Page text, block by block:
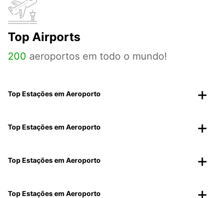
Top Airports
200 aeroportos em todo o mundo!
Top Estações em Aeroporto
Top Estações em Aeroporto
Top Estações em Aeroporto
Top Estações em Aeroporto